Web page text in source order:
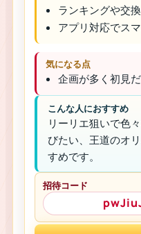
ランキングや交
アプリ対応でス
気になる点
企画が多く初見
こんな人におすすめ
リーリエ狙いで色
びたい、王道のオ
すめです。
招待コード